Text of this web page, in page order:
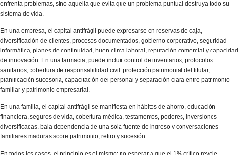
enfrenta problemas, sino aquella que evita que un problema puntual destruya todo su
sistema de vida.
En una empresa, el capital antifrágil puede expresarse en reservas de caja,
diversificación de clientes, procesos documentados, gobierno corporativo, seguridad
informática, planes de continuidad, buen clima laboral, reputación comercial y capacidad
de innovación. En una farmacia, puede incluir control de inventarios, protocolos
sanitarios, cobertura de responsabilidad civil, protección patrimonial del titular,
planificación sucesoria, capacitación del personal y separación clara entre patrimonio
familiar y patrimonio empresarial.
En una familia, el capital antifrágil se manifiesta en hábitos de ahorro, educación
financiera, seguros de vida, cobertura médica, testamentos, poderes, inversiones
diversificadas, baja dependencia de una sola fuente de ingreso y conversaciones
familiares maduras sobre patrimonio, retiro y sucesión.
En todos los casos, el principio es el mismo: no esperar a que el 1% crítico revele